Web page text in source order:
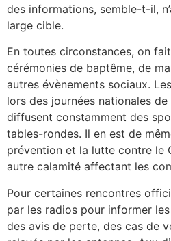
des informations, semble-t-il,
large cible.
En toutes circonstances, on
cérémonies de baptême, de
autres évènements sociaux.
lors des journées nationales
diffusent constamment des
tables-rondes. Il en est de
prévention et la lutte contre le
autre calamité affectant les
Pour certaines rencontres
par les radios pour informer
des avis de perte, des cas de